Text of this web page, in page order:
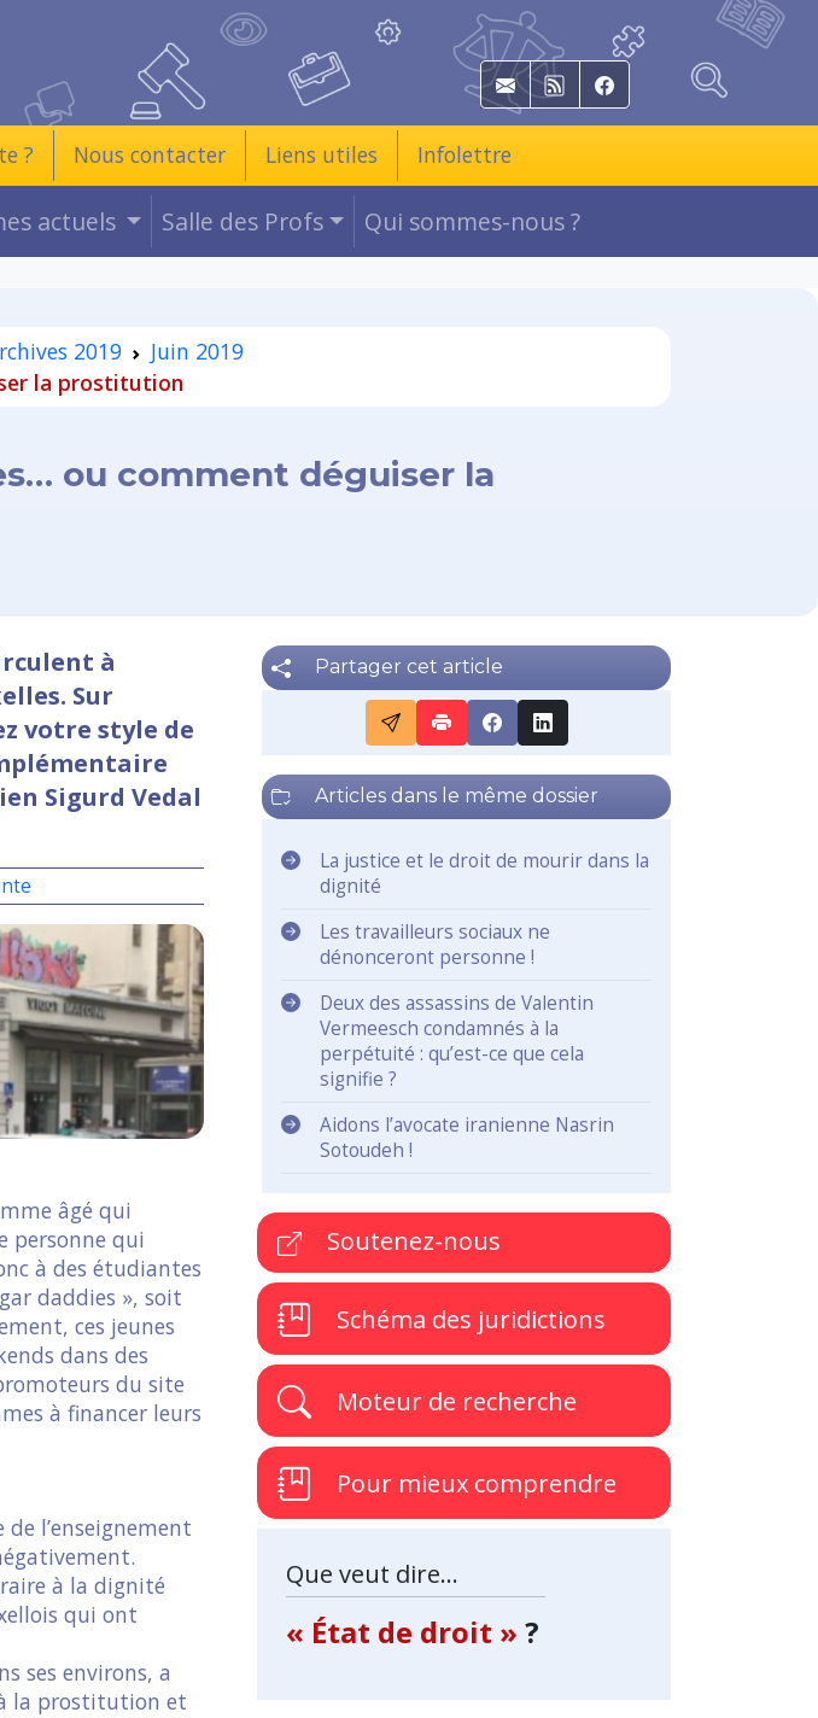
E-mail RSS Facebook
? Nous contacter Liens utiles Infolettre
actuels Salle des Profs Qui sommes-nous ?
2019
Juin 2019
la prostitution
ou comment déguiser la
à
Sur
votre style de
Sigurd Vedal
âgé qui
personne qui
à des étudiantes
daddies », soit
ces jeunes
dans des
du site
à financer leurs
l’enseignement
à la dignité
qui ont
ses environs, a
la prostitution et
Partager cet article
Articles dans le même dossier
La justice et le droit de mourir dans la
dignité
Les travailleurs sociaux ne
dénonceront personne !
Deux des assassins de Valentin
Vermeesch condamnés à la
perpétuité : qu’est-ce que cela
signifie ?
Aidons l’avocate iranienne Nasrin
Sotoudeh !
Soutenez-nous
Schéma des juridictions
Moteur de recherche
Pour mieux comprendre
Que veut dire...
« État de droit »?